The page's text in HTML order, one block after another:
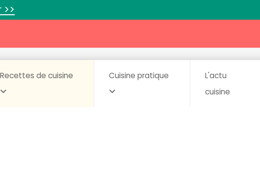
Recettes de cuisine Cuisine pratique
L'actu
cuisine